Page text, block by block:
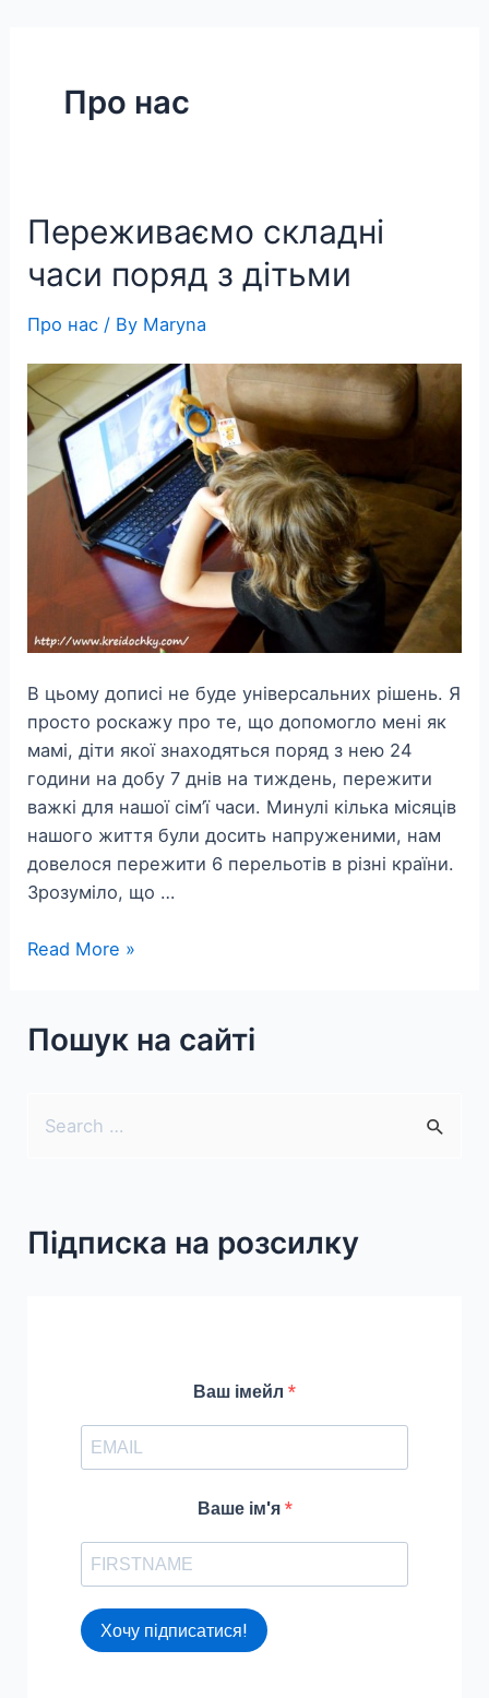
Про нас
Переживаємо складні
часи поряд з дітьми
Про нас / By Maryna
В цьому дописі не буде універсальних рішень. Я
просто роскажу про те, що допомогло мені як
мамі, діти якої знаходяться поряд з нею 24
години на добу 7 днів на тиждень, пережити
важкі для нашої сім’ї часи. Минулі кілька місяців
нашого життя були досить напруженими, нам
довелося пережити 6 перельотів в різні країни.
Зрозуміло, що …
Переживаємо
поряд
Read More »
Пошук на сайті
cПідписка на розсилку
Ваш імейл
Ваше ім'я
Хочу підписатися!